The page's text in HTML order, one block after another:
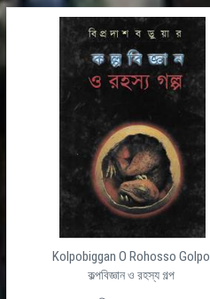
Kolpobiggan O Rohosso Golpo
কল্পবিজ্ঞান ও রহস্য গল্প